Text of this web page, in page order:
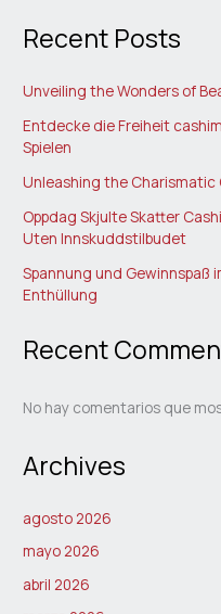
Recent Posts
Unveiling the Wonders of
Entdecke die Freiheit
Spielen
Unleashing the Charismatic
Oppdag Skjulte Skatter
Uten Innskuddstilbudet
Spannung und Gewinnspaß
Enthüllung
Recent
No hay comentarios que
Archives
agosto 2026
mayo 2026
abril 2026